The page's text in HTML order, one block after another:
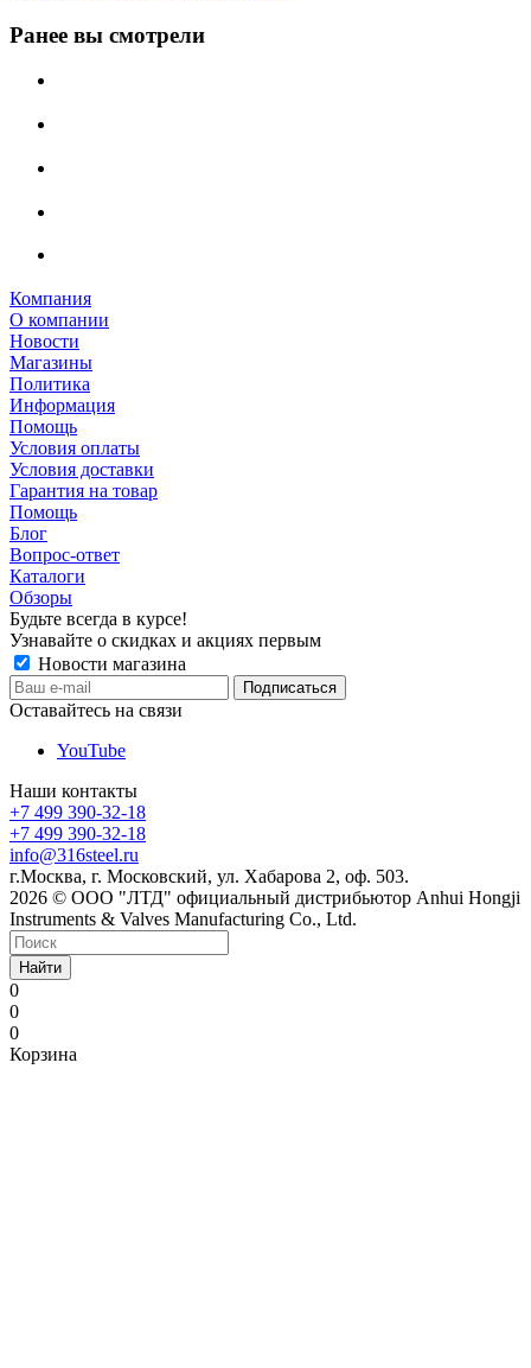
Ранее вы смотрели
Компания
О компании
Новости
Магазины
Политика
Информация
Помощь
Условия оплаты
Условия доставки
Гарантия на товар
Помощь
Блог
Вопрос-ответ
Каталоги
Обзоры
Будьте всегда в курсе!
Узнавайте о скидках и акциях первым
Новости магазина
Оставайтесь на связи
YouTube
Наши контакты
+7 499 390-32-18
+7 499 390-32-18
info@316steel.ru
г.Москва, г. Московский, ул. Хабарова 2, оф. 503.
2026 © ООО "ЛТД" официальный дистрибьютор Anhui Hongji
Instruments & Valves Manufacturing Co., Ltd.
Найти
0
0
0
Корзина